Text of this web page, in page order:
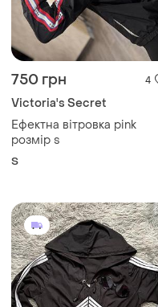
750 грн 4
Victoria's Secret
Ефектна вітровка pink
розмір s
S